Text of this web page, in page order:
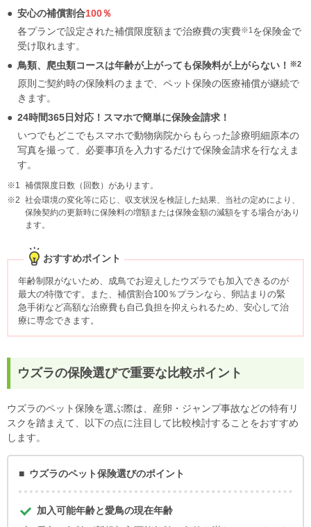
安心の補償割合100％
各プランで設定された補償限度額まで治療費の実費※1 を保険金で
受け取れます。
鳥類、爬虫類コースは年齢が上がっても保険料が上がらない！ ※2
原則ご契約時の保険料のままで、ペット保険の医療補償が継続で
きます。
24時間365日対応！スマホで簡単に保険金請求！
いつでもどこでもスマホで動物病院からもらった診療明細原本の
写真を撮って、必要事項を入力するだけで保険金請求を行なえま
す。
補償限度日数（回数）があります。
社会環境の変化等に応じ、収支状況を検証した結果、当社の定めにより、
保険契約の更新時に保険料の増額または保険金額の減額をする場合があり
ます。
おすすめポイント
年齢制限がないため、成鳥でお迎えしたウズラでも加入できるのが
最大の特徴です。また、補償割合100％プランなら、卵詰まりの緊
急手術など高額な治療費も自己負担を抑えられるため、安心して治
療に専念できます。
ウズラの保険選びで重要な比較ポイント
ウズラのペット保険を選ぶ際は、産卵・ジャンプ事故などの特有リ
スクを踏まえて、以下の点に注目して比較検討することをおすすめ
します。
ウズラのペット保険選びのポイント
加入可能年齢と愛鳥の現在年齢